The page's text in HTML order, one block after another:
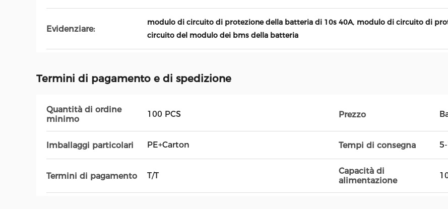
Evidenziare:
modulo di circuito di protezione della batteria di 10s 40A, modulo di circuito di
circuito del modulo dei bms della batteria
Termini di pagamento e di spedizione
Quantità di ordine
minimo
100 PCS Prezzo
Imballaggi particolari PE+Carton Tempi di consegna
Termini di pagamento T/T
Capacità di
alimentazione